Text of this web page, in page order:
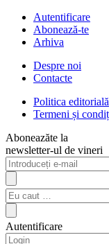
Autentificare
Abonează-te
Arhiva
Despre noi
Contacte
Politica editorială
Termeni și
Aboneazăte la
newsletter-ul de vineri
Autentificare